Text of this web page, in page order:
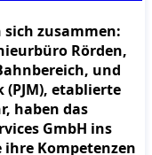
zusammen:
Rörden,
und
(PJM), etablierte
haben das
GmbH ins
Kompetenzen